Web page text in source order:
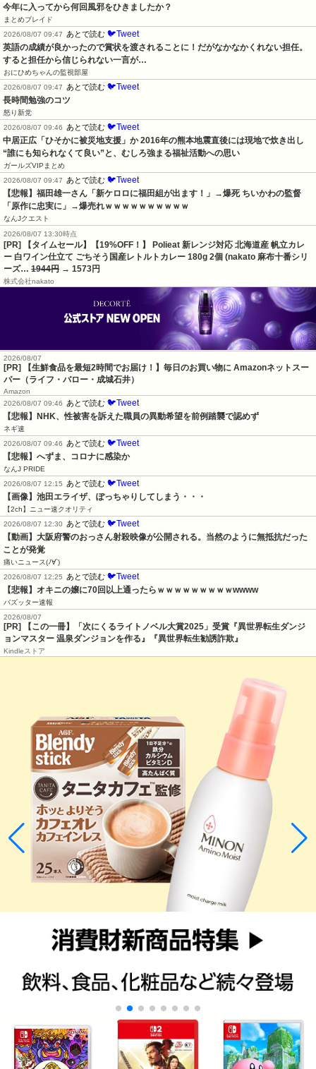
今年に入ってから何回風邪をひきましたか？
まとめブレイド
2026/08/07 09:47
あとで読む 🐦Tweet
英語の成績が良かったので賞状を渡されることに！だがなかなかくれない担任。
すると担任から信じられない一言が…
おにひめちゃんの監視部屋
2026/08/07 09:47
あとで読む 🐦Tweet
長時間勉強のコツ
怒り新党
2026/08/07 09:46
あとで読む 🐦Tweet
中居正広「ひそかに被災地支援」か 2016年の熊本地震直後には現地で炊き出し
“誰にも知られなくて良い”と、むしろ強まる福祉活動への思い
ガールズVIPまとめ
2026/08/07 09:47
あとで読む 🐦Tweet
【悲報】福田雄一さん「新ケロロに福田組が出ます！」→爆死 ちいかわの監督
「原作に忠実に」→爆売れｗｗｗｗｗｗｗｗｗｗ
なんJクエスト
2026/08/07 13:30時点
[PR] 【タイムセール】【19%OFF！】 Polieat 新レンジ対応 北海道産 帆立カレ
ー 白ワイン仕立て ごちそう国産レトルトカレー 180g 2個 (nakato 麻布十番シリ
ーズ… 1944円 → 1573円
株式会社nakato
2026/08/07
[PR] 【生鮮食品を最短2時間でお届け！】毎日のお買い物に Amazonネットスー
パー（ライフ・バロー・成城石井）
Amazon
2026/08/07 09:46 あとで読む 🐦Tweet
【悲報】NHK、性被害を訴えた職員の異動希望を前例踏襲で認めず
ネギ速
2026/08/07 09:46 あとで読む 🐦Tweet
【悲報】へずま、コロナに感染か
なんJ PRIDE
2026/08/07 12:15 あとで読む 🐦Tweet
【画像】池田エライザ、ぽっちゃりしてしまう・・・
【2ch】ニュー速クオリティ
2026/08/07 12:30 あとで読む 🐦Tweet
【動画】大阪府警のおっさん射殺映像が公開される。当然のように無抵抗だった
ことが発覚
痛いニュース(ﾉ∀`)
2026/08/07 12:25 あとで読む 🐦Tweet
【悲報】オキニの嬢に70回以上通ったらｗｗｗｗｗｗｗｗｗwwww
バズッター速報
2026/08/07
[PR] 【この一冊】「次にくるライトノベル大賞2025」受賞『異世界転生ダンジ
ョンマスター 温泉ダンジョンを作る』『異世界転生勧誘詐欺』
Kindleストア